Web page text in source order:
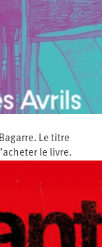
Le titre
le livre.